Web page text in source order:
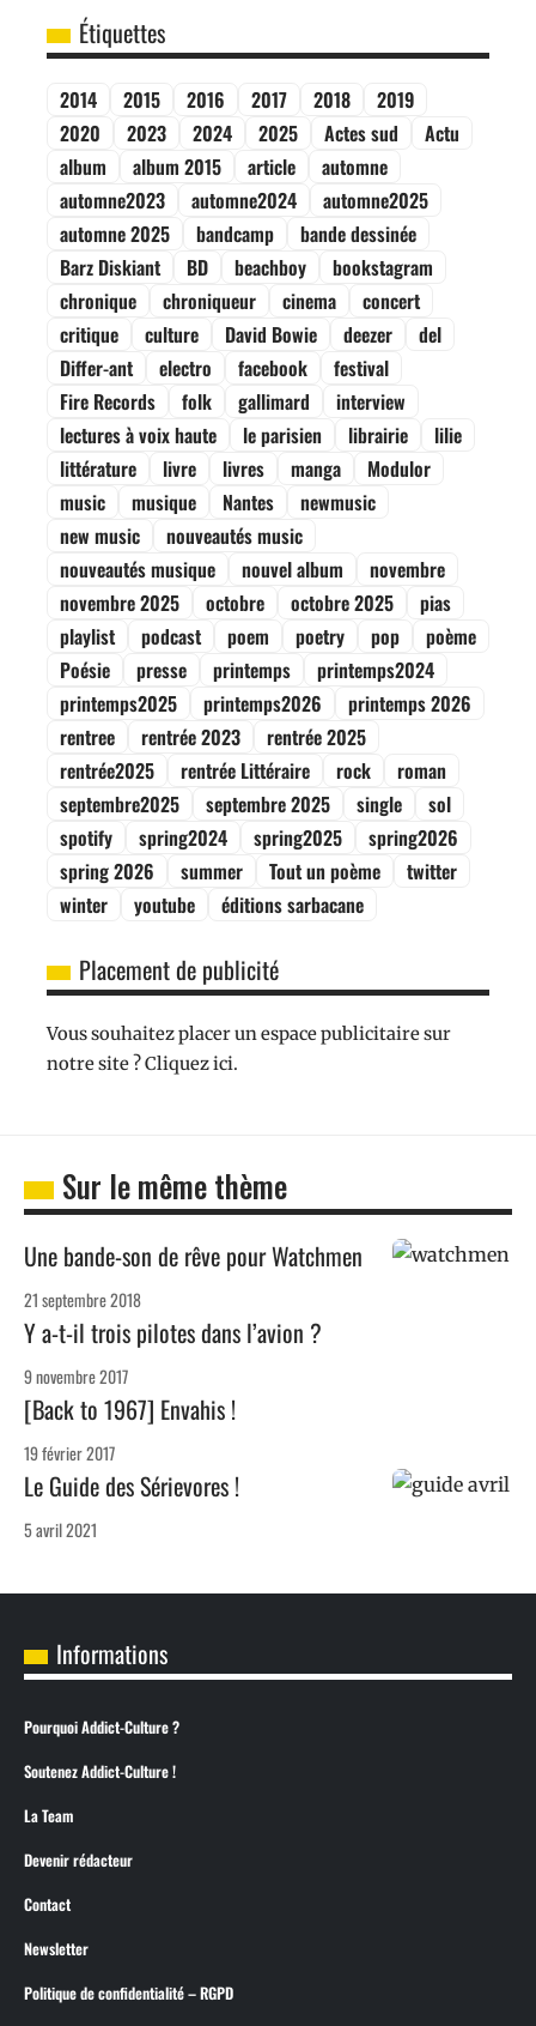
Étiquettes
2014 2015 2016 2017 2018
2019
2020
2023 2024 2025 Actes sud
Actu
album
album 2015 article
automne
automne2023
automne2024
automne2025
automne 2025
bandcamp
bande dessinée
Barz Diskiant
BD beachboy
bookstagram
chronique
chroniqueur cinema
concert
critique
culture David Bowie deezer
del
Differ-ant
electro facebook
festival
Fire Records
folk gallimard
interview
lectures à voix haute
le parisien librairie
lilie
littérature
livre livres manga
Modulor
music
musique Nantes
newmusic
new music
nouveautés music
nouveautés musique
nouvel album
novembre
novembre 2025
octobre octobre 2025
pias
playlist
podcast poem poetry pop
poème
Poésie
presse printemps
printemps2024
printemps2025
printemps2026
printemps 2026
rentree
rentrée 2023
rentrée 2025
rentrée2025
rentrée Littéraire rock
roman
septembre2025
septembre 2025 single
sol
spotify
spring2024 spring2025
spring2026
spring 2026
summer Tout un poème
twitter
winter
youtube éditions sarbacane
Placement de publicité
Vous souhaitez placer un espace publicitaire sur
notre site ? Cliquez ici.
Sur le même thème
Une bande-son de rêve pour Watchmen
21 septembre 2018
Y a-t-il trois pilotes dans l’avion ?
9 novembre 2017
[Back to 1967] Envahis !
19 février 2017
Le Guide des Sérievores !
5 avril 2021
Informations
Pourquoi Addict-Culture ?
Soutenez Addict-Culture !
La Team
Devenir rédacteur
Contact
Newsletter
Politique de confidentialité – RGPD